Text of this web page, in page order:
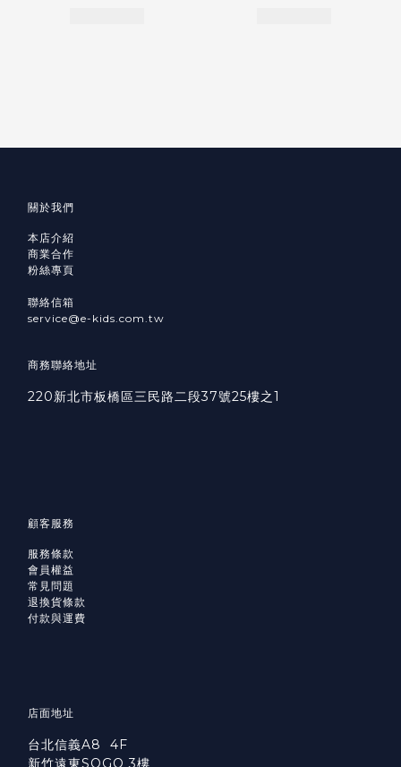
關於我們
本店介紹
商業合作
粉絲專頁
聯絡信箱
service@e-kids.com.tw
商務聯絡地址
220新北市板橋區三民路二段37號25樓之1
顧客服務
服務條款
會員權益
常見問題
退換貨條款
付款與運費
店面地址
台北信義A8 4F
新竹遠東SOGO 3樓